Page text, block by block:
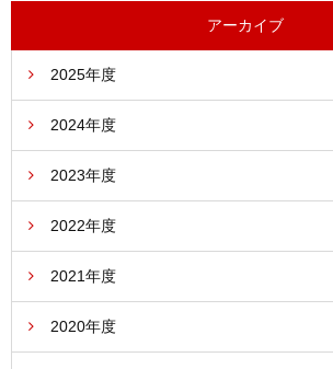
アーカイブ
2025年度
2024年度
2023年度
2022年度
2021年度
2020年度